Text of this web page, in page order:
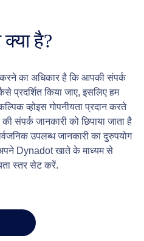
है?
का अधिकार है कि आपकी संपर्क
प्रदर्शित किया जाए, इसलिए हम
व्होइस गोपनीयता प्रदान करते
संपर्क जानकारी को छिपाया जाता है
उपलब्ध जानकारी का दुरुपयोग
Dynadot खाते के माध्यम से
स्तर सेट करें.